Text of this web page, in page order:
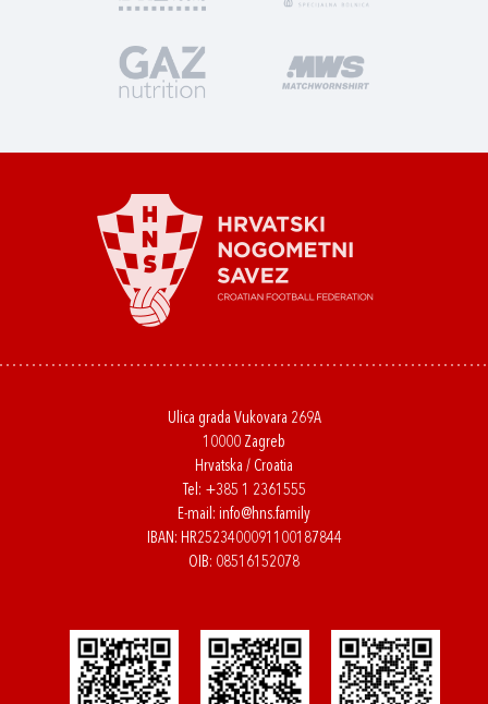
Ulica grada Vukovara 269A
10000 Zagreb
Hrvatska / Croatia
Tel: +385 1 2361555
E-mail: info@hns.family
IBAN: HR2523400091100187844
OIB: 08516152078